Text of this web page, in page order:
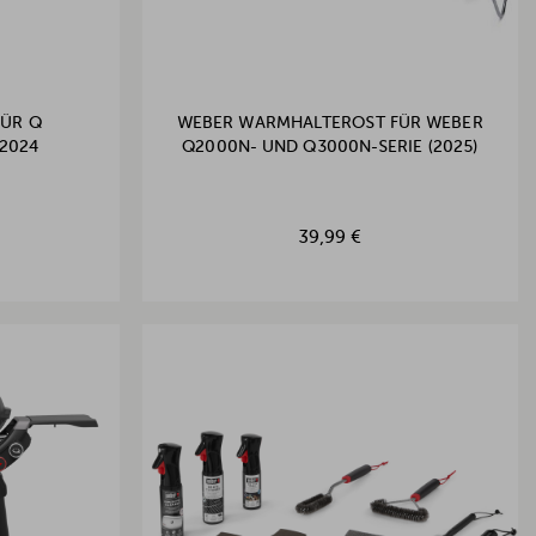
Q
WEBER WARMHALTEROST FÜR WEBER
Q2000N- UND Q3000N-SERIE (2025)
39,99 €